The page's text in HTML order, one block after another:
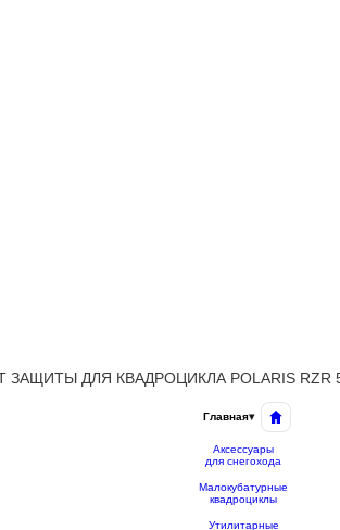
ДЛЯ КВАДРОЦИКЛА POLARIS RZR
Главная▾
Аксессуары
для снегохода
Малокубатурные
квадроциклы
Утилитарные